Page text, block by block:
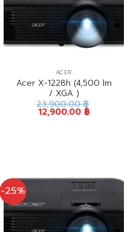
ACER
Acer X-1228h (4,500 lm
/ XGA )
23,900.00฿
12,900.00 ฿
-25%